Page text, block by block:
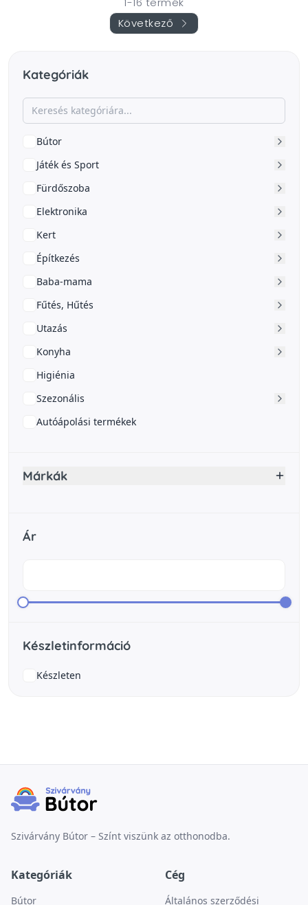
Kategóriák
Bútor
Játék és Sport
Fürdőszoba
Elektronika
Kert
Építkezés
Baba-mama
Fűtés, Hűtés
Utazás
Konyha
Higiénia
Szezonális
Autóápolási termékek
Márkák
Ár
Készletinformáció
Készleten
Következő
Szivárvány Bútor – Színt viszünk az otthonodba.
Kategóriák
Bútor
Cég
Általános szerződési